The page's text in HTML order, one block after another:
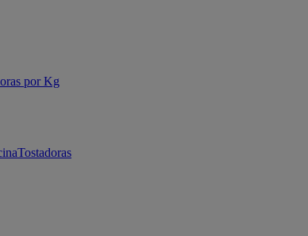
por Kg
Tostadoras